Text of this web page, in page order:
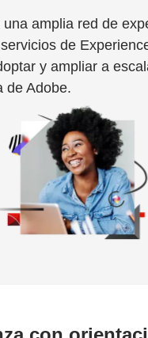
una amplia red de
de
y ampliar a
de Adobe.